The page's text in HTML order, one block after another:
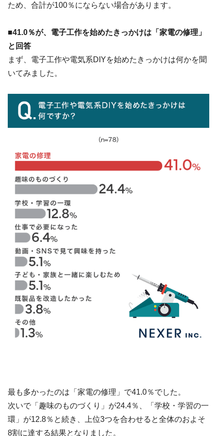
ため、合計が100％にならない場合があります。
■41.0％が、電子工作を始めたきっかけは「家電の修理」
と回答
まず、電子工作や電気系DIYを始めたきっかけは何かを聞
いてみました。
最も多かったのは「家電の修理」で41.0％でした。
次いで「趣味のものづくり」が24.4％、「学校・学習の一
環」が12.8％と続き、上位3つを合わせると全体のおよそ
8割に達する結果となりました。